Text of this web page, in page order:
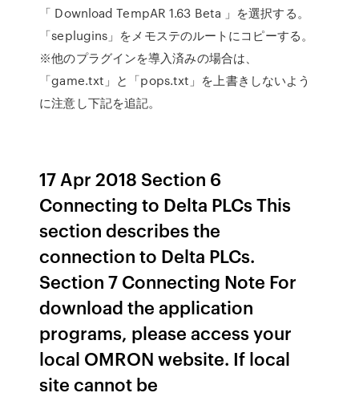
「 Download TempAR 1.63 Beta 」を選択する。
「seplugins」をメモステのルートにコピーする。
※他のプラグインを導入済みの場合は、
「game.txt」と「pops.txt」を上書きしないよう
に注意し下記を追記。
17 Apr 2018 Section 6
Connecting to Delta PLCs This
section describes the
connection to Delta PLCs.
Section 7 Connecting Note For
download the application
programs, please access your
local OMRON website. If local
site cannot be